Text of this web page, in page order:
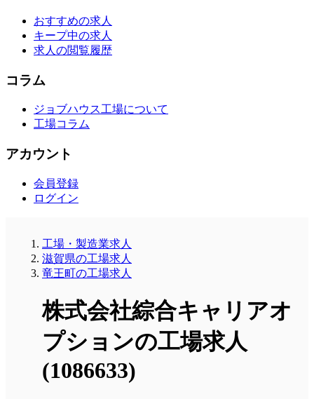
おすすめの求人
キープ中の求人
求人の閲覧履歴
コラム
ジョブハウス工場について
工場コラム
アカウント
会員登録
ログイン
工場・製造業求人
滋賀県の工場求人
竜王町の工場求人
株式会社綜合キャリアオ
プションの工場求人
(1086633)